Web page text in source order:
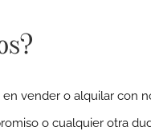
en vender o alquilar con
o cualquier otra